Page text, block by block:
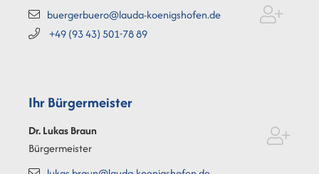
buergerbuero@lauda-koenigshofen.de
+49 (9343) 501-7889
Ihr Bürgermeister
Dr. LukasBraun
Bürgermeister